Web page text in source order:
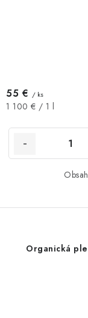
55 € / ks
Jednotková
1 100 € / 1 l
Organická